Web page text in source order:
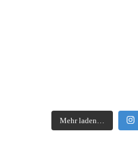
Mehr laden…